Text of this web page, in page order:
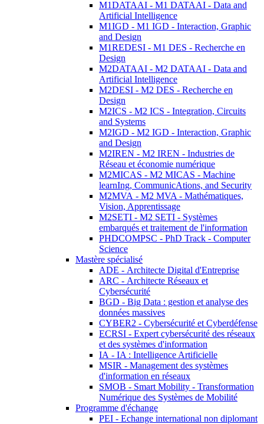
M1DATAAI - M1 DATAAI - Data and
Artificial Intelligence
M1IGD - M1 IGD - Interaction, Graphic
and Design
M1REDESI - M1 DES - Recherche en
Design
M2DATAAI - M2 DATAAI - Data and
Artificial Intelligence
M2DESI - M2 DES - Recherche en
Design
M2ICS - M2 ICS - Integration, Circuits
and Systems
M2IGD - M2 IGD - Interaction, Graphic
and Design
M2IREN - M2 IREN - Industries de
Réseau et économie numérique
M2MICAS - M2 MICAS - Machine
learnIng, CommunicAtions, and Security
M2MVA - M2 MVA - Mathématiques,
Vision, Apprentissage
M2SETI - M2 SETI - Systèmes
embarqués et traitement de l'information
PHDCOMPSC - PhD Track - Computer
Science
Mastère spécialisé
ADE - Architecte Digital d'Entreprise
ARC - Architecte Réseaux et
Cybersécurité
BGD - Big Data : gestion et analyse des
données massives
CYBER2 - Cybersécurité et Cyberdéfense
ECRSI - Expert cybersécurité des réseaux
et des systèmes d'information
IA - IA : Intelligence Artificielle
MSIR - Management des systèmes
d'information en réseaux
SMOB - Smart Mobility - Transformation
Numérique des Systèmes de Mobilité
Programme d'échange
PEI - Echange international non diplomant